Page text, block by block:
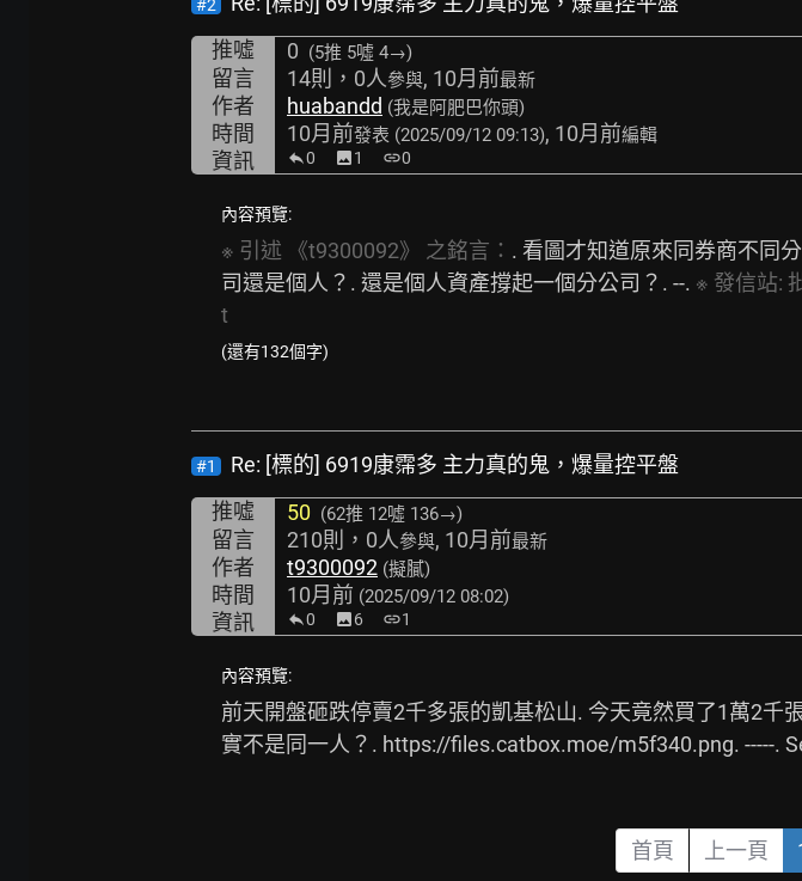
#2
推噓
0 (5推 5噓 4→)
留言 14則，0人參與, 10月前最新
作者 huabandd (我是阿肥巴你頭)
時間 10月前發表 (2025/09/12 09:13), 10月前編輯
資訊 0 image1 link0
內容預覽:
※ 引述 《t9300092》 之銘言： . 看圖才知道原來同券商不同
司還是個人？. 還是個人資產撐起一個分公司？. --. ※ 發信站:
t
(還有132個字)
#1
Re: [標的] 6919康霈多 主力真的鬼，爆量控平盤
推噓
50 (62推 12噓 136→)
留言 210則，0人參與, 10月前最新
作者 t9300092 (擬膩)
時間 10月前 (2025/09/12 08:02)
資訊 0 image6 link1
內容預覽:
前天開盤砸跌停賣2千多張的凱基松山. 今天竟然買了1萬2千
實不是同一人？. https://files.catbox.moe/m5f340.png. -----.
首頁 上一頁